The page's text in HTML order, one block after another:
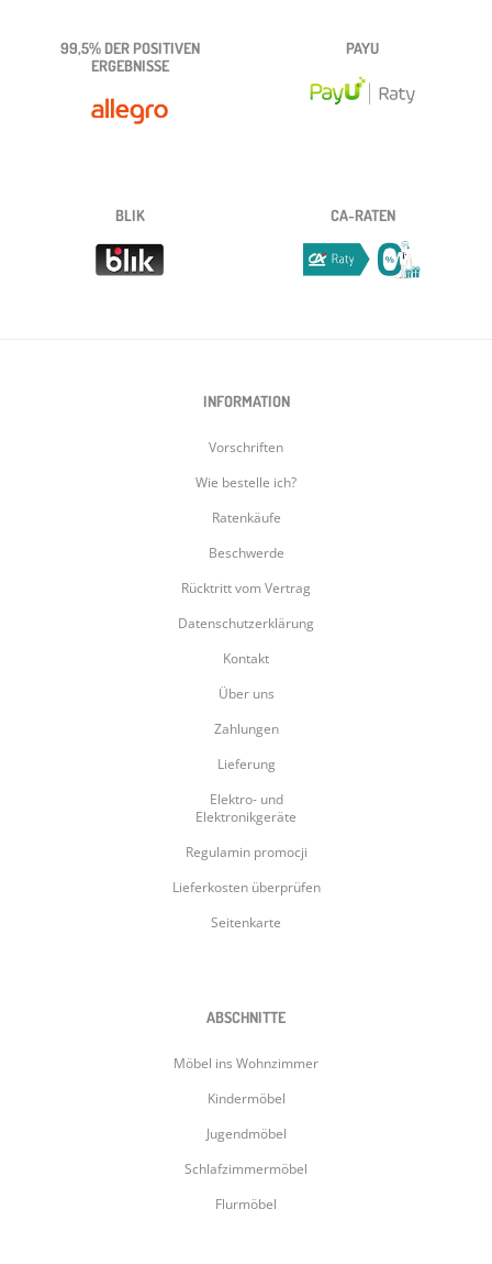
99,5% DER POSITIVEN
ERGEBNISSE
PAYU
BLIK CA-RATEN
INFORMATION
Vorschriften
Wie bestelle ich?
Ratenkäufe
Beschwerde
Rücktritt vom Vertrag
Datenschutzerklärung
Kontakt
Über uns
Zahlungen
Lieferung
Elektro- und
Elektronikgeräte
Regulamin promocji
Lieferkosten überprüfen
Seitenkarte
ABSCHNITTE
Möbel ins Wohnzimmer
Kindermöbel
Jugendmöbel
Schlafzimmermöbel
Flurmöbel